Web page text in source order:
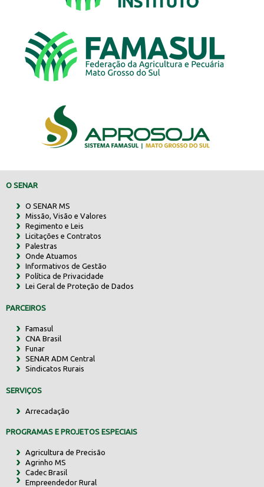
O SENAR
O SENAR MS
Missão, Visão e Valores
Regimento e Leis
Licitações e Contratos
Palestras
Onde Atuamos
Informativos de Gestão
Política de Privacidade
Lei Geral de Proteção de Dados
PARCEIROS
Famasul
CNA Brasil
Funar
SENAR ADM Central
Sindicatos Rurais
SERVIÇOS
Arrecadação
PROGRAMAS E PROJETOS ESPECIAIS
Agricultura de Precisão
Agrinho MS
Cadec Brasil
Empreendedor Rural